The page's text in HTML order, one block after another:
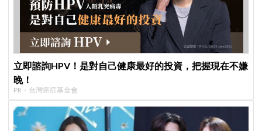
立即諮詢HPV！是對自己健康最好的投資，把握現在不嫌
晚！
PR・台灣癌症基金會